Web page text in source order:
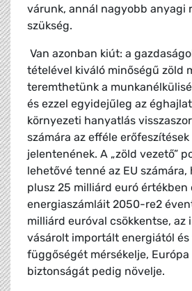
várunk, annál nagyobb anyagi
szükség.
Van azonban kiút: a
tételével kiváló minőségű zöld
teremthetünk a
és ezzel egyidejűleg az
környezeti hanyatlás
számára az efféle
jelentenének. A „zöld vezető”
lehetővé tenné az EU
plusz 25 milliárd euró értékben
energiaszámláit 2050-re2
milliárd euróval csökkentse, az
vásárolt importált energiától
függőségét mérsékelje,
biztonságát pedig növelje.